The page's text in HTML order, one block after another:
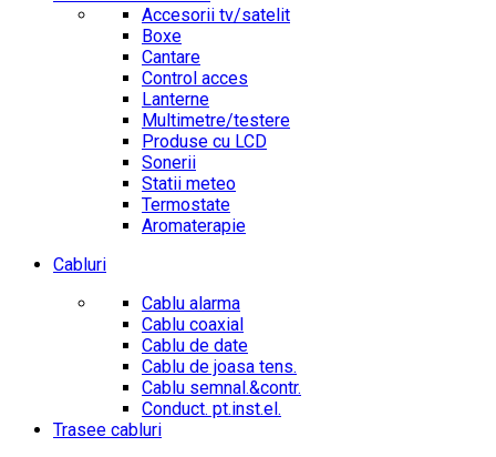
Accesorii tv/satelit
Boxe
Cantare
Control acces
Lanterne
Multimetre/testere
Produse cu LCD
Sonerii
Statii meteo
Termostate
Aromaterapie
Cabluri
Cablu alarma
Cablu coaxial
Cablu de date
Cablu de joasa tens.
Cablu semnal.&contr.
Conduct. pt.inst.el.
Trasee cabluri